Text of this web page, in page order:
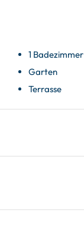
1 Badezimmer
Garten
Terrasse